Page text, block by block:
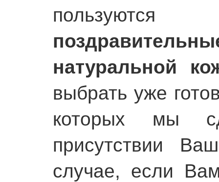
натуральной
выбрать уже
которых мы
присутствии
случае, если